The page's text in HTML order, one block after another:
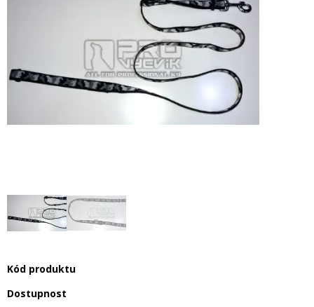
Kód produktu
Dostupnost